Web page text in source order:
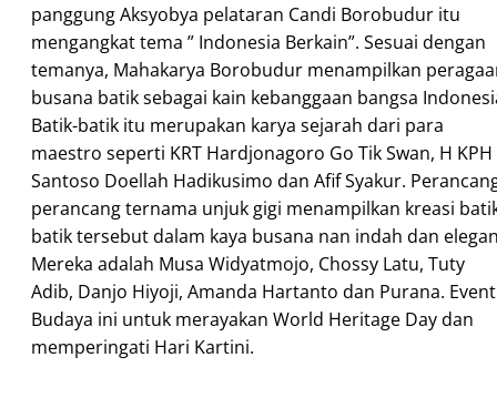
panggung Aksyobya pelataran Candi Borobudur itu
mengangkat tema ” Indonesia Berkain”. Sesuai dengan
temanya, Mahakarya Borobudur menampilkan
busana batik sebagai kain kebanggaan bangsa
Batik-batik itu merupakan karya sejarah dari para
maestro seperti KRT Hardjonagoro Go Tik Swan, H KPH
Santoso Doellah Hadikusimo dan Afif Syakur.
perancang ternama unjuk gigi menampilkan kreasi
batik tersebut dalam kaya busana nan indah dan
Mereka adalah Musa Widyatmojo, Chossy Latu, Tuty
Adib, Danjo Hiyoji, Amanda Hartanto dan Purana. Event
Budaya ini untuk merayakan World Heritage Day dan
memperingati Hari Kartini.